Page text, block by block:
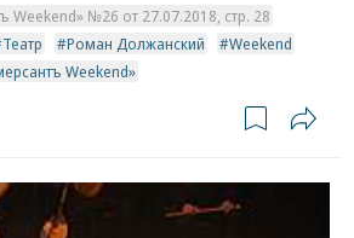
Weekend» №26 от 27.07.2018, стр. 28
Театр Роман Должанский
Weekend
Weekend»